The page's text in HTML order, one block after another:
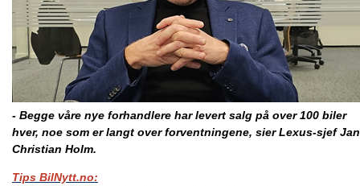
- Begge våre nye forhandlere har levert salg på over 100 biler
hver, noe som er langt over forventningene, sier Lexus-sjef Jan
Christian Holm.
Tips BilNytt.no: